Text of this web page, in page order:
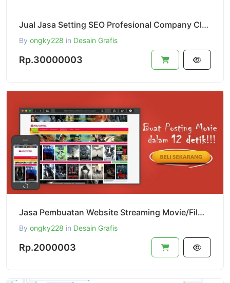
Jual Jasa Setting SEO Profesional Company Class Harga Per Kontrak 1 Tahun Black Niche & White Niche
By ongky228 in Desain Grafis
Rp.30000003
Jasa Pembuatan Website Streaming Movie/Film Seperti LK21
By ongky228 in Desain Grafis
Rp.2000003